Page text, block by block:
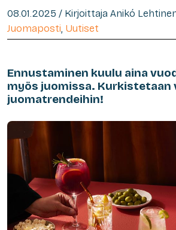
08.01.2025 / Kirjoittaja Anikó
Juomaposti, Uutiset
Ennustaminen kuulu aina
myös juomissa. Kurkistetaan
juomatrendeihin!